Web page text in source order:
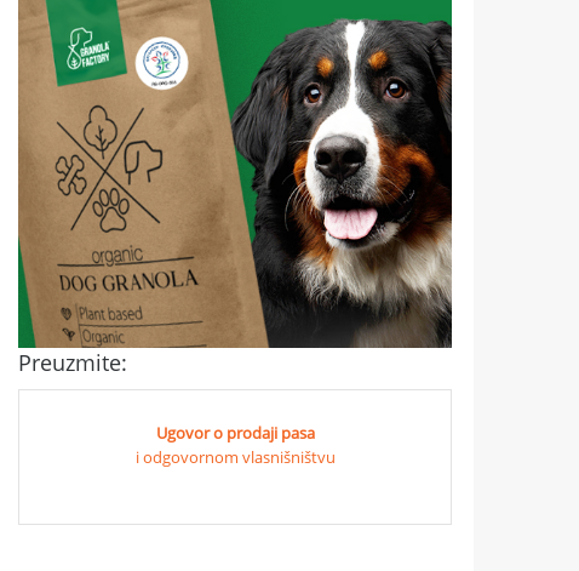
Preuzmite:
Ugovor o prodaji pasa
i odgovornom vlasnišništvu